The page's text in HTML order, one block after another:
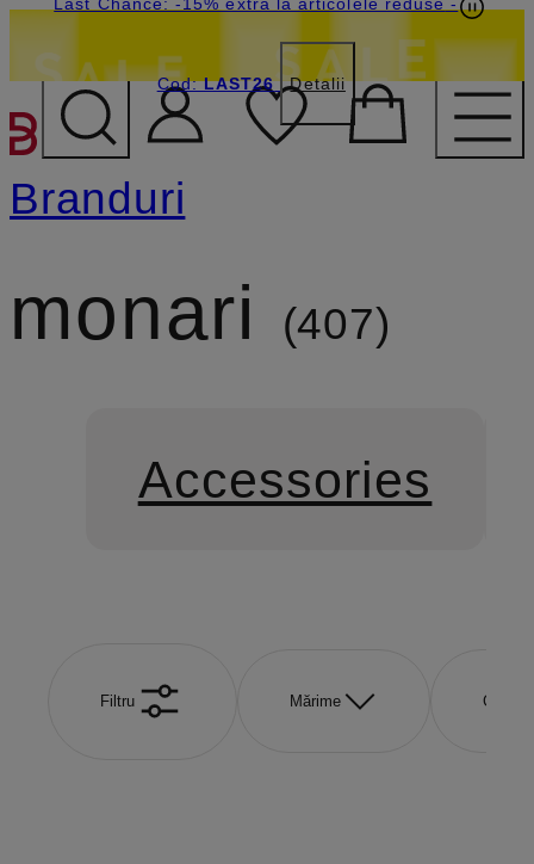
SARI LA CONȚINUTUL
Cod:LAST26 Detalii
Branduri
monari 407
Accessories
Filtru Mărime Culoare